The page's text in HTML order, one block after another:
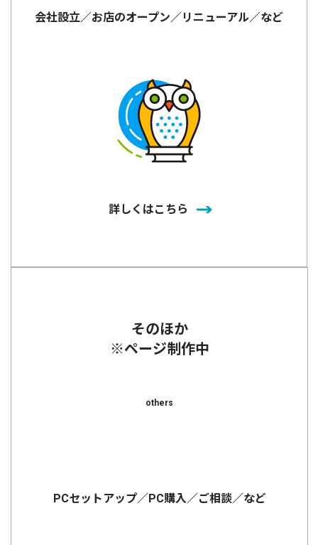
会社設立／お店のオープン／リニューアル／など
詳しくはこちら
そのほか
※ページ制作中
others
PCセットアップ／PC購入／ご相談／など